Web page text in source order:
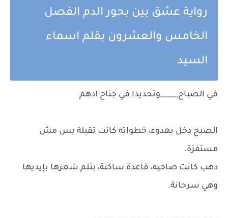
رواية عشق بين بحور الدم الفصل
الخامس والعشرون بقلم اسماء
السيد
في الصباح_____وتحديدا في جناح ادهم
الصبح دخل بهدوء، خطواته كانت تقيلة بس مش
مستفزة.
دهب كانت صاحيه، قاعدة ساكتة، بتلم شعرها بإيديها
وهي سرحانة.